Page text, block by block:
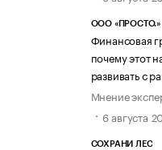
ООО «ПРОСТО.»
Финансовая
почему этот
развивать с
Мнение
6 августа
СОХРАНИ ЛЕС